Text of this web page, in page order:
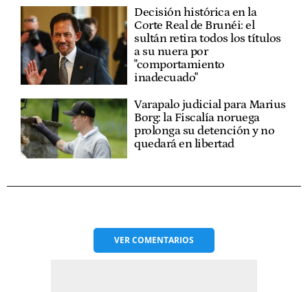
Decisión histórica en la
Corte Real de Brunéi: el
sultán retira todos los títulos
a su nuera por
"comportamiento
inadecuado"
Varapalo judicial para Marius
Borg: la Fiscalía noruega
prolonga su detención y no
quedará en libertad
VERCOMENTARIOS